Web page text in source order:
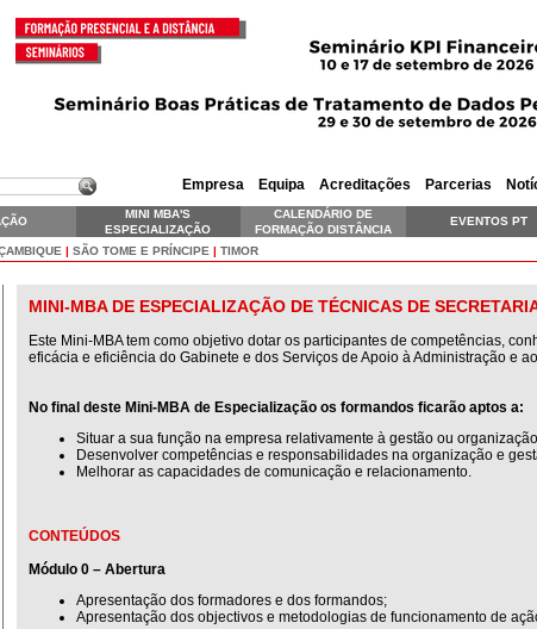
Empresa Equipa Acreditações Parcerias
MINI MBA'S
ESPECIALIZAÇÃO
SKILLS EXECUTIVE
CALENDÁRIO DE
FORMAÇÃO DISTÂNCIA
EVENTOS PT
| SÃO TOME E PRÍNCIPE | TIMOR
MINI-MBA DE ESPECIALIZAÇÃO DE TÉCNICAS DE
Este Mini-MBA tem como objetivo dotar os participantes de competências,
eficácia e eficiência do Gabinete e dos Serviços de Apoio à Administração e
No final deste Mini-MBA de Especialização os formandos ficarão aptos a:
Situar a sua função na empresa relativamente à gestão ou
Desenvolver competências e responsabilidades na organização e
Melhorar as capacidades de comunicação e relacionamento.
CONTEÚDOS
Módulo 0 – Abertura
Apresentação dos formadores e dos formandos;
Apresentação dos objectivos e metodologias de funcionamento de